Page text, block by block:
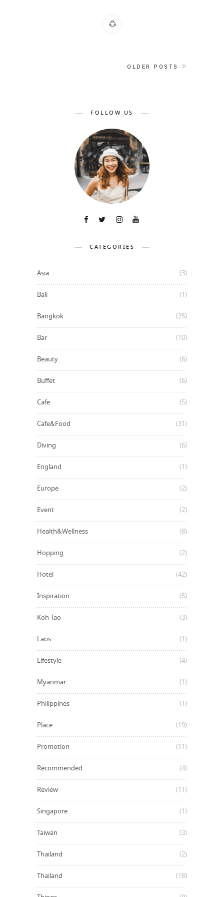
OLDER POSTS
FOLLOW US
CATEGORIES
Asia (3)
Bali (1)
Bangkok (25)
Bar (10)
Beauty (6)
Buffet (6)
Cafe (5)
Cafe&Food (31)
Diving (6)
England (1)
Europe (2)
Event (2)
Health&Wellness (8)
Hopping (2)
Hotel (42)
Inspiration (5)
Koh Tao (3)
Laos (1)
Lifestyle (4)
Myanmar (1)
Philippines (1)
Place (19)
Promotion (11)
Recommended (4)
Review (11)
Singapore (1)
Taiwan (3)
Thailand (2)
Thailand (18)